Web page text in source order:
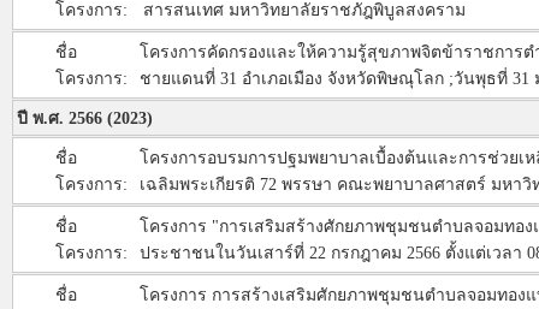
โครงการ:
สารสนเทศ มหาวิทยาลัยราชภัฎพิบูลสงคราม
ชื่อ
โครงการ:
โครงการคัดกรองและให้ความรู้สุขภาพจิตข้าราชการ
ชายแดนที่ 31 อำเภอเมือง จังหวัดพิษณุโลก ;วันพุธที่ 31
ปี พ.ศ. 2566 (2023)
ชื่อ
โครงการ:
โครงการอบรมการปฐมพยาบาลเบื้องต้นและการช่วย
เฉลิมพระเกียรติ 72 พรรษา คณะพยาบาลศาสตร์ มหา
ชื่อ
โครงการ:
โครงการ "การเสริมสร้างศักยภาพชุมชนตำบลจอมทอ
ประชาชนในวันเสาร์ที่ 22 กรกฎาคม 2566 ตั้งแต่เวลา
ชื่อ โครงการ การสร้างเสริมศักยภาพชุมชนตำบลจอมทอง